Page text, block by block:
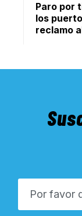
Paro por
los
reclamo